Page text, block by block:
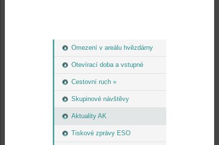
Omezení v areálu hvězdárny
Otevírací doba a vstupné
Cestovní ruch »
Skupinové návštěvy
Aktuality AK
Tiskové zprávy ESO